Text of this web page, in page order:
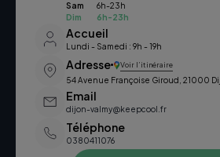
Sam
6h-23h
Dim
6h-23h
Accueil
Lundi - Samedi : 9h - 19h
Adresse Voir l’itinéraire
54 Avenue Françoise Giroud, 21000
Email
dijon-valmy@keepcool.fr
Téléphone
0380411076